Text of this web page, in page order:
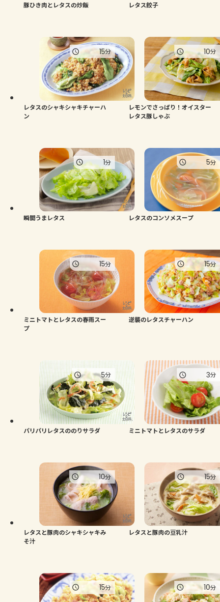
豚ひき肉とレタスの炒飯 レタス餃子
レタスのシャキシャキチャーハ
ン
15分
レモンでさっぱり！オイスター
レタス豚しゃぶ
10分
瞬間うまレタス
1分
レタスのコンソメスープ
5分
ミニトマトとレタスの春雨スー
プ
15分
逆襲のレタスチャーハン
15分
パリパリレタスののりサラダ
5分
ミニトマトとレタスのサラダ
3分
レタスと豚肉のシャキシャキみ
そ汁
10分
レタスと豚肉の豆乳汁
15分
15分 10分